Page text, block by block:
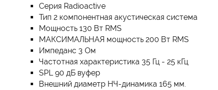
Серия Radioactive
Тип 2 компонентная акустическая система
Мощность 130 Вт RMS
МАКСИМАЛЬНАЯ мощность 200 Вт RMS
Импеданс 3 Ом
Частотная характеристика 35 Гц - 25 кГц
SPL 90 дБ вуфер
Внешний диаметр НЧ-динамика 165 мм.